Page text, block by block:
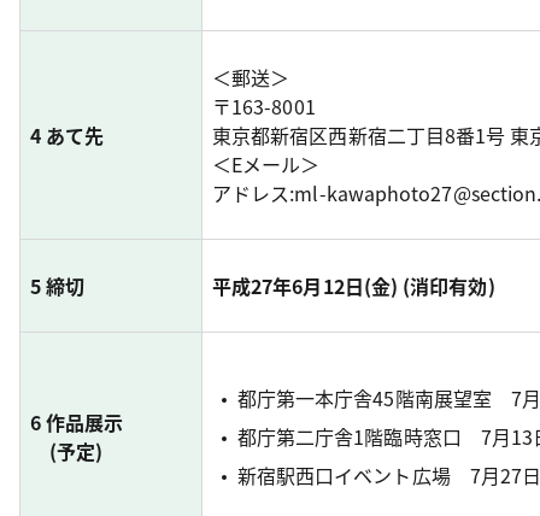
4 あて先
＜郵送＞
〒163-8001
東京都新宿区西新宿二丁目8番1号
＜Eメール＞
アドレス:ml-
5 締切 平成27年6月12日(金) (消印有効)
6 作品展示
(予定)
都庁第一本庁舎45階南展望室 7
都庁第二庁舎1階臨時窓口 7月13
新宿駅西口イベント広場 7月27